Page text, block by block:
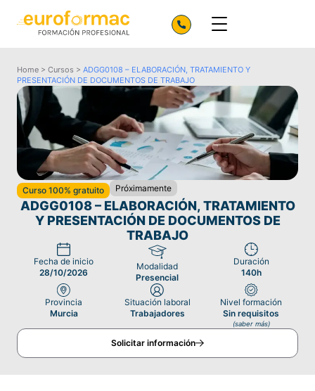
Home > Cursos > ADGG0108 – ELABORACIÓN, TRATAMIENTO Y
PRESENTACIÓN DE DOCUMENTOS DE TRABAJO
Curso 100% gratuito Próximamente
ADGG0108 – ELABORACIÓN, TRATAMIENTO
Y PRESENTACIÓN DE DOCUMENTOS DE
TRABAJO
Fecha de inicio
28/10/2026
Modalidad
Presencial
Duración
140h
Provincia
Murcia
Situación laboral
Trabajadores
Nivel formación
Sin requisitos
(saber más)
Solicitar información